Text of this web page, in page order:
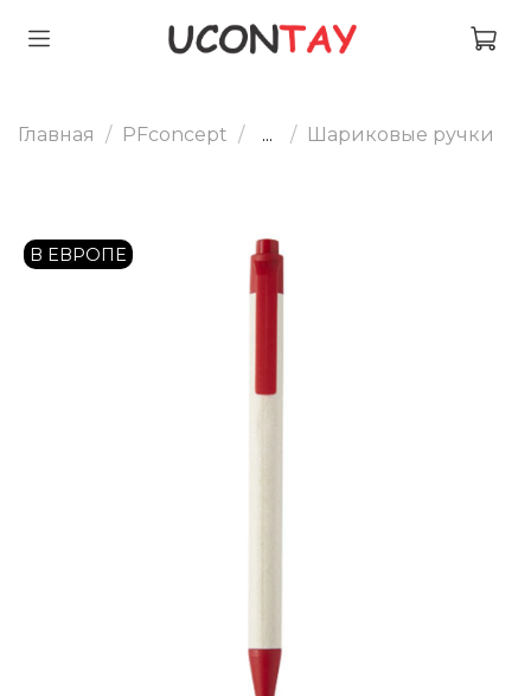
Главная PFconcept ... Шариковые ручки
В ЕВРОПЕ